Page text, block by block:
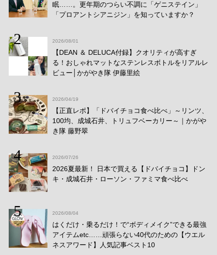
眠……。更年期のつらい不調に「ゲニステイン」
「プロアントシアニジン」を知っていますか？
2026/08/01
【DEAN ＆ DELUCA付録】クオリティが高すぎ
る！おしゃれマットなステンレスボトルをリアルレ
ビュー│かがやき隊 伊藤里絵
2026/04/19
【正直レポ】「ドバイチョコ食べ比べ」～リンツ、
100均、成城石井、トリュフベーカリー～｜かがや
き隊 藤野翠
2026/07/26
2026夏最新！ 日本で買える【ドバイチョコ】ドン
キ・成城石井・ローソン・ファミマ食べ比べ
2026/08/04
はくだけ・乗るだけ！で“ボディメイク”できる最強
アイテムetc……頑張らない40代のための【ウエル
ネスアワード】人気記事ベスト10